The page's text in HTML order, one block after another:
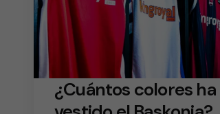
¿Cuántos colores ha